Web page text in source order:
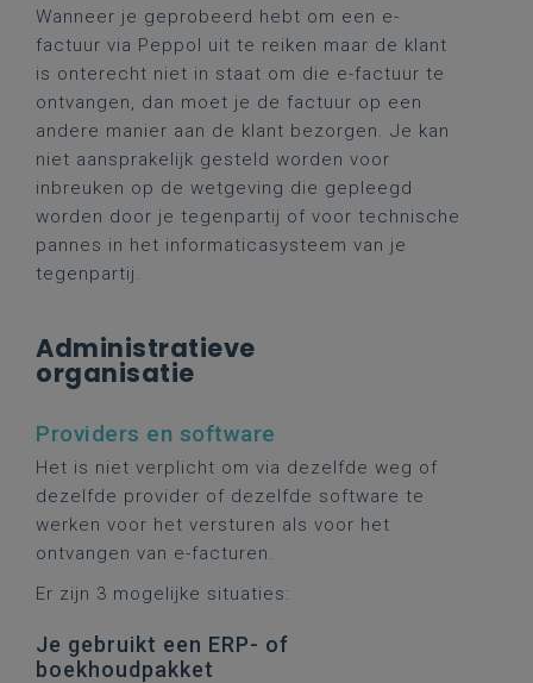
Wanneer je geprobeerd hebt om een e-
factuur via Peppol uit te reiken maar de klant
is onterecht niet in staat om die e-factuur te
ontvangen, dan moet je de factuur op een
andere manier aan de klant bezorgen. Je kan
niet aansprakelijk gesteld worden voor
inbreuken op de wetgeving die gepleegd
worden door je tegenpartij of voor technische
pannes in het informaticasysteem van je
tegenpartij.
Administratieve
organisatie
Providers en software
Het is niet verplicht om via dezelfde weg of
dezelfde provider of dezelfde software te
werken voor het versturen als voor het
ontvangen van e-facturen.
Er zijn 3 mogelijke situaties:
Je gebruikt een ERP- of
boekhoudpakket